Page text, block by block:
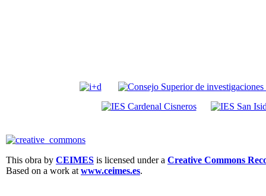
This obra by CEIMES is licensed under a Creative Commons
Based on a work at www.ceimes.es.